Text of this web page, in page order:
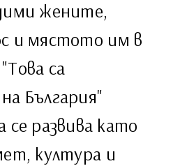
жените,
и мястото им в
са
България"
се развива като
култура и